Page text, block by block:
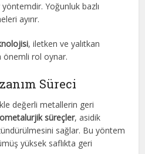
yöntemdir. Yoğunluk bazlı
ayırır.
, iletken ve yalıtkan
önemli rol oynar.
Süreci
değerli metallerin geri
süreçler, asidik
sağlar. Bu yöntem
yüksek saflıkta geri